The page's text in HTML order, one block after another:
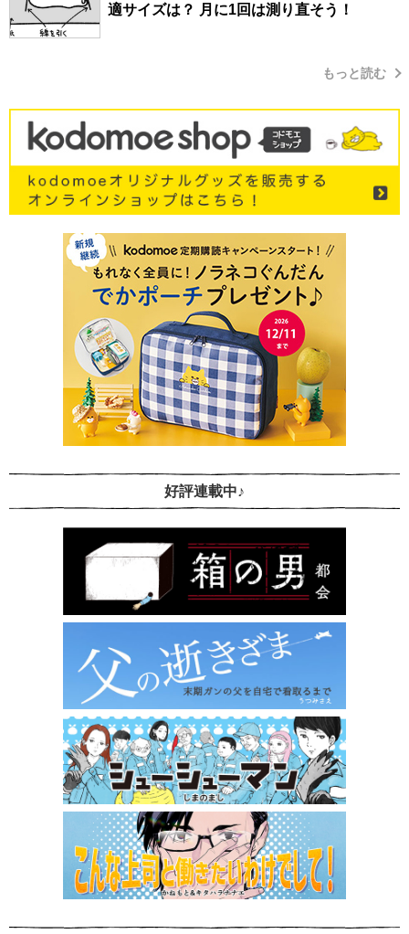
適サイズは？ 月に1回は測り直そう！
もっと読む
好評連載中♪